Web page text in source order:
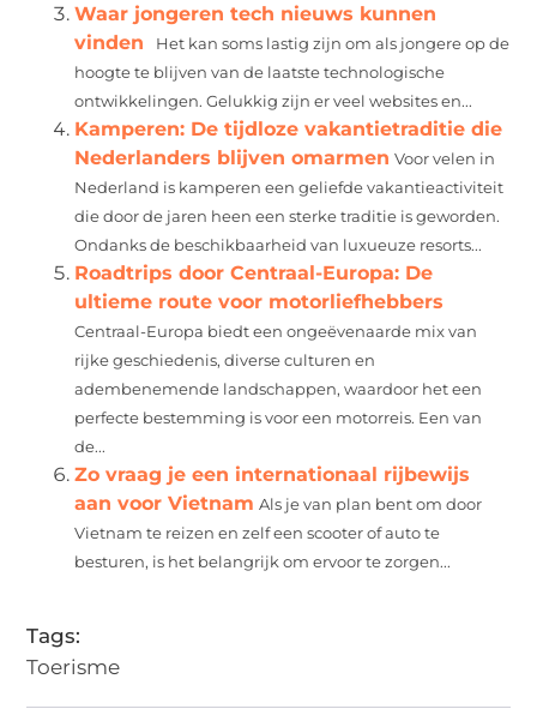
Waar jongeren tech nieuws kunnen
vinden
Het kan soms lastig zijn om als jongere op de
hoogte te blijven van de laatste technologische
ontwikkelingen. Gelukkig zijn er veel websites en...
Kamperen: De tijdloze vakantietraditie die
Nederlanders blijven omarmen Voor velen in
Nederland is kamperen een geliefde vakantieactiviteit
die door de jaren heen een sterke traditie is geworden.
Ondanks de beschikbaarheid van luxueuze resorts...
Roadtrips door Centraal-Europa: De
ultieme route voor motorliefhebbers
Centraal-Europa biedt een ongeëvenaarde mix van
rijke geschiedenis, diverse culturen en
adembenemende landschappen, waardoor het een
perfecte bestemming is voor een motorreis. Een van
de...
Zo vraag je een internationaal rijbewijs
aan voor Vietnam Als je van plan bent om door
Vietnam te reizen en zelf een scooter of auto te
besturen, is het belangrijk om ervoor te zorgen...
Tags:
Toerisme